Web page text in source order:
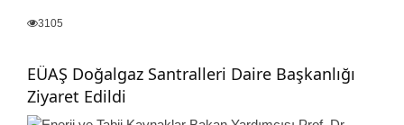
3105
EÜAŞ Doğalgaz Santralleri Daire Başkanlığı
Ziyaret Edildi